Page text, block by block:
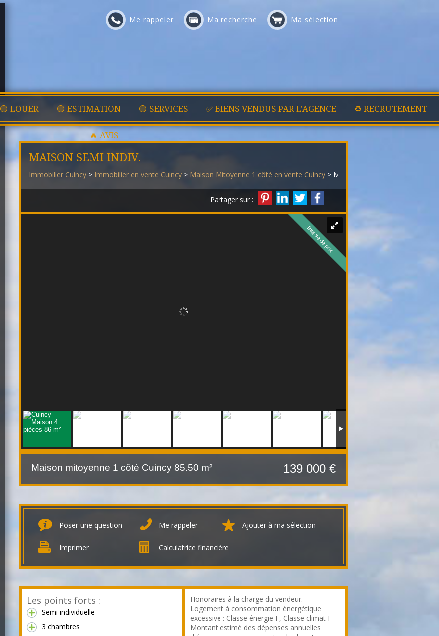
Me rappeler Ma recherche Ma sélection
🟢 LOUER 🟢 ESTIMATION 🟢 SERVICES ✅ BIENS VENDUS PAR L'AGENCE ♻️ RECRUTEMENT
🔥 AVIS
MAISON SEMI INDIV.
Immobilier Cuincy > Immobilier en vente Cuincy > Maison Mitoyenne 1 côté en vente Cuincy > Maison mitoyenne 1 côté 3349
Partager sur :
Baisse de prix
Maison mitoyenne 1 côté Cuincy 85.50 m² 139 000 €
Poser une question Me rappeler Ajouter à ma sélection
Imprimer Calculatrice financière
Les points forts :
Semi individuelle
3 chambres
Honoraires à la charge du vendeur.
Logement à consommation énergétique
excessive : Classe énergie F, Classe climat F
Montant estimé des dépenses annuelles